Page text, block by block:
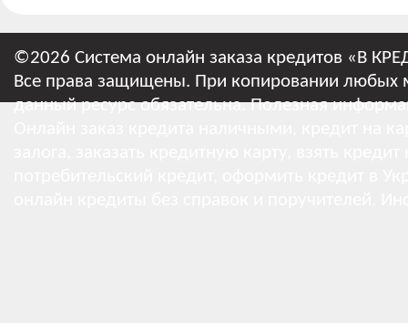
©2026 Система онлайн заказа кредитов «В
Все права защищены. При копировании любых
данный ресурс обязательна.Полезная